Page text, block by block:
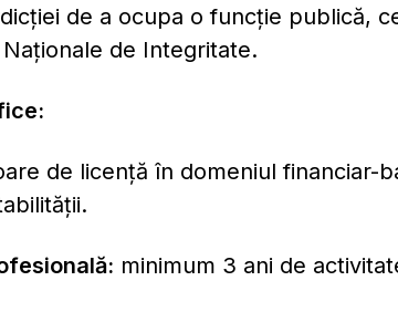
de a ocupa o funcție publică,
de Integritate.
de licenţă în domeniul financiar-
minimum 3 ani de